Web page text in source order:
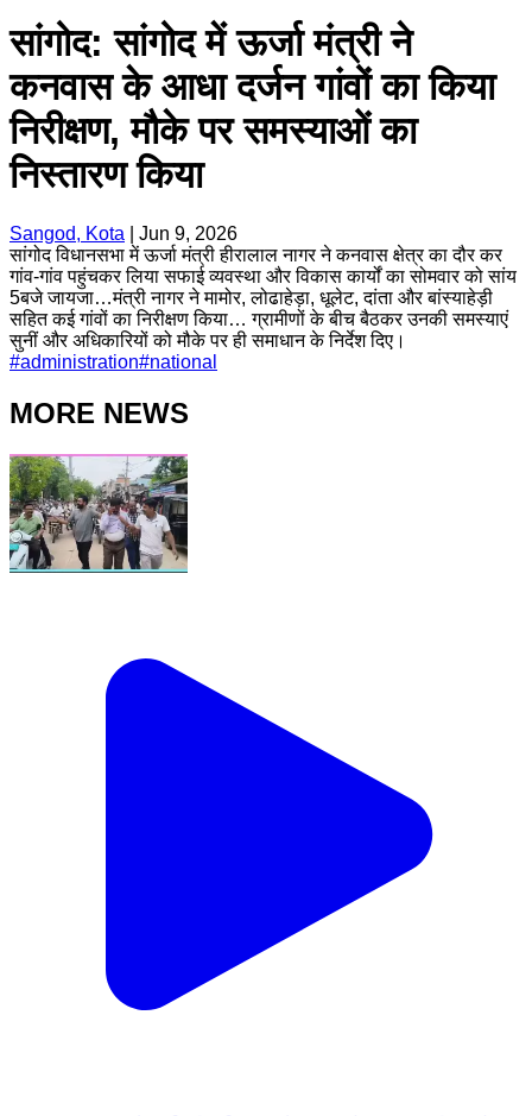
सांगोद: सांगोद में ऊर्जा मंत्री ने
कनवास के आधा दर्जन गांवों का किया
निरीक्षण, मौके पर समस्याओं का
निस्तारण किया
Sangod, Kota
Jun 9, 2026
सांगोद विधानसभा में ऊर्जा मंत्री हीरालाल नागर ने कनवास क्षेत्र का दौर कर
गांव-गांव पहुंचकर लिया सफाई व्यवस्था और विकास कार्यों का सोमवार को सांय
5बजे जायजा…मंत्री नागर ने मामोर, लोढाहेड़ा, धूलेट, दांता और बांस्याहेड़ी
सहित कई गांवों का निरीक्षण किया… ग्रामीणों के बीच बैठकर उनकी समस्याएं
सुनीं और अधिकारियों को मौके पर ही समाधान के निर्देश दिए।
#administration#national
MORE NEWS